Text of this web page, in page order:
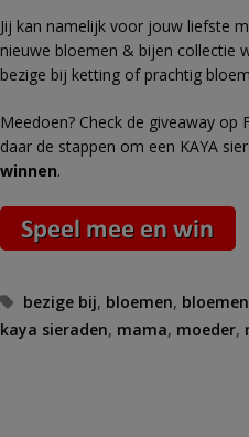
Jij kan namelijk voor jouw liefste
nieuwe bloemen & bijen collectie
bezige bij ketting of prachtig
Meedoen? Check de giveaway
daar de stappen om een KAYA
winnen.
Tags
bezige bij, bloemen,
kaya sieraden, mama, moeder,